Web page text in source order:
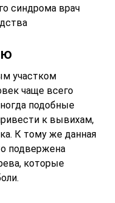
синдрома врач
участком
чаще всего
подобные
к вывихам,
К тому же данная
подвержена
которые